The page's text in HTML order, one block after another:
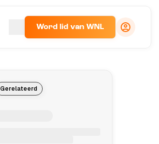
Word lid van WNL
Gerelateerd